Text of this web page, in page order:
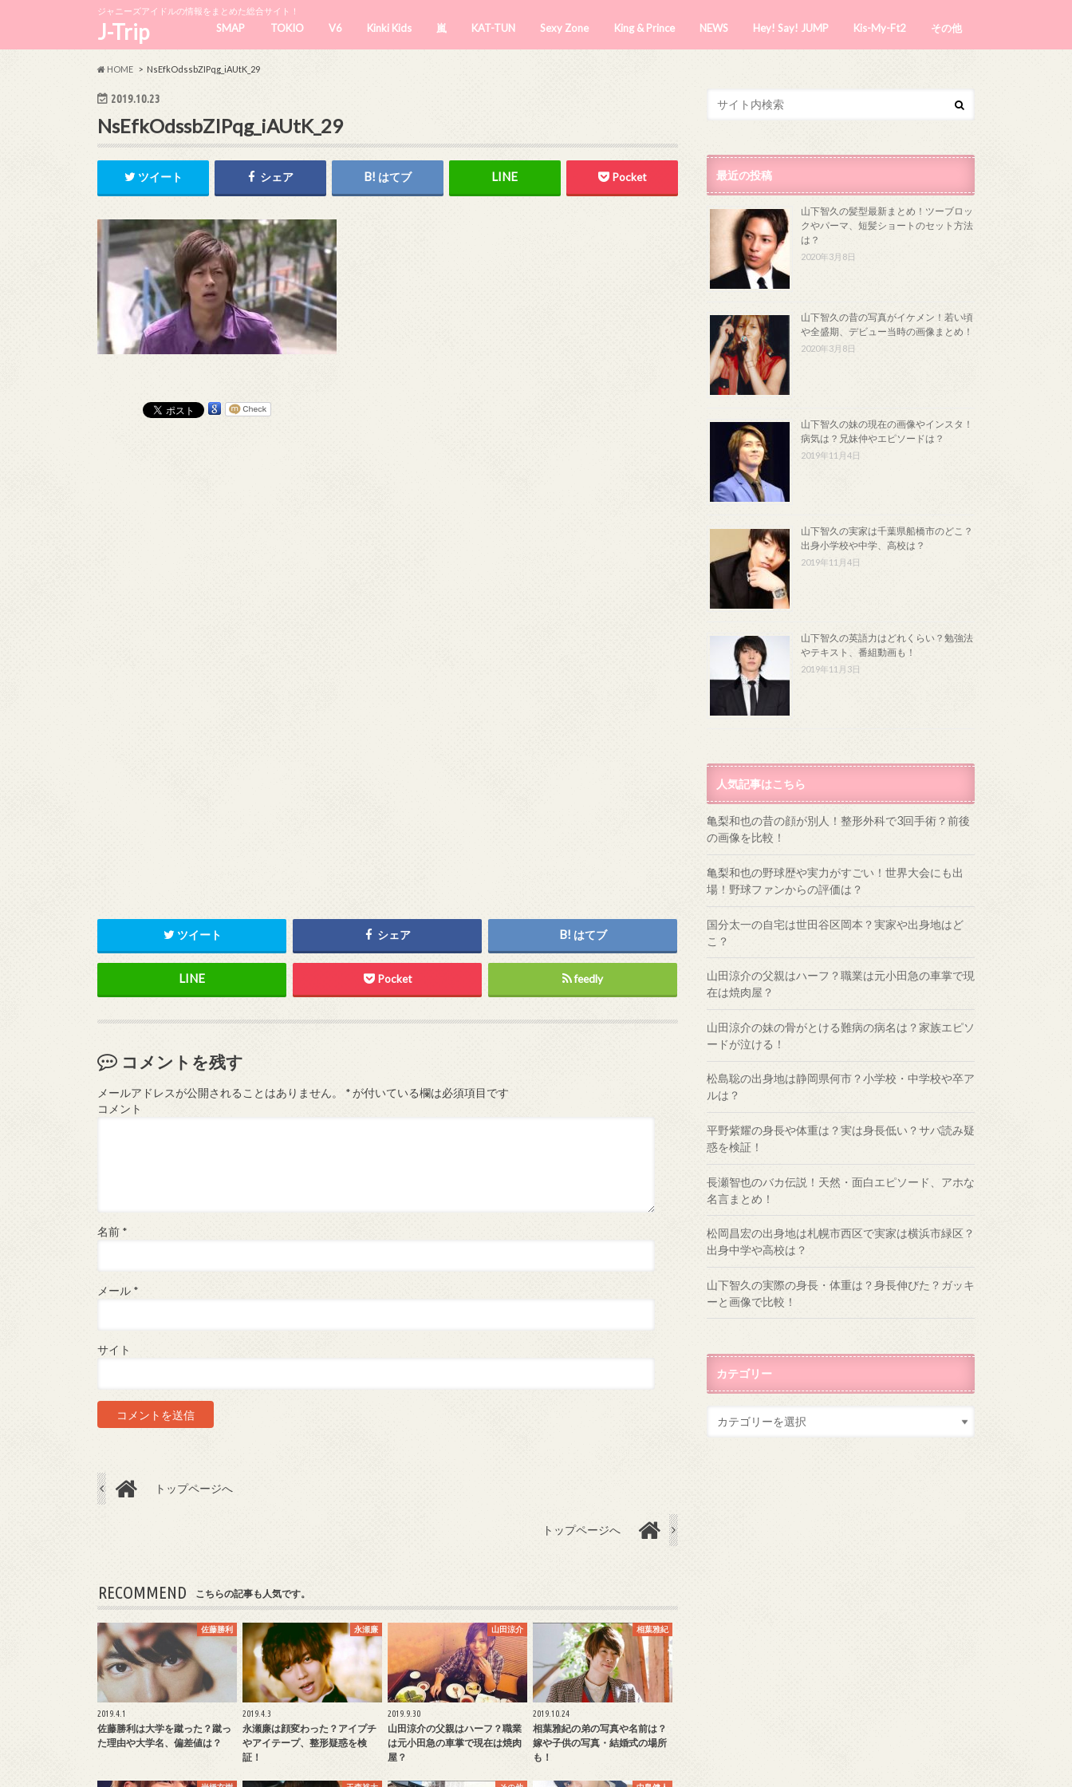
ジャニーズアイドルの情報をまとめた総合サイト！
J-Trip SMAP TOKIO V6 Kinki Kids 嵐 KAT-TUN Sexy Zone King & Prince NEWS Hey! Say! JUMP Kis-My-Ft2 その他
HOME NsEfkOdssbZIPqg_iAUtK_29
2019.10.23
NsEfkOdssbZIPqg_iAUtK_29
ツイート シェア はてブ Pocket
ツイート シェア はてブ
Pocket feedly
コメントを残す
メールアドレスが公開されることはありません。 *が付いている欄は必須項目です
コメント
名前 *
メール *
サイト
トップページへ
トップページへ
RECOMMEND こちらの記事も人気です。
佐藤勝利
2019.4.1
佐藤勝利は大学を蹴った？蹴っ
た理由や大学名、偏差値は？
永瀬廉
2019.4.3
永瀬廉は顔変わった？アイプチ
やアイテープ、整形疑惑を検
証！
山田涼介
2019.9.30
山田涼介の父親はハーフ？職業
は元小田急の車掌で現在は焼肉
屋？
相葉雅紀
2019.10.24
相葉雅紀の弟の写真や名前は？
嫁や子供の写真・結婚式の場所
も！
最近の投稿
山下智久の髪型最新まとめ！ツーブロッ
クやパーマ、短髪ショートのセット方法
は？
2020年3月8日
山下智久の昔の写真がイケメン！若い頃
や全盛期、デビュー当時の画像まとめ！
2020年3月8日
山下智久の妹の現在の画像やインスタ！
病気は？兄妹仲やエピソードは？
2019年11月4日
山下智久の実家は千葉県船橋市のどこ？
出身小学校や中学、高校は？
2019年11月4日
山下智久の英語力はどれくらい？勉強法
やテキスト、番組動画も！
2019年11月3日
人気記事はこちら
亀梨和也の昔の顔が別人！整形外科で3回手術？前後
の画像を比較！
亀梨和也の野球歴や実力がすごい！世界大会にも出
場！野球ファンからの評価は？
国分太一の自宅は世田谷区岡本？実家や出身地はど
こ？
山田涼介の父親はハーフ？職業は元小田急の車掌で現
在は焼肉屋？
山田涼介の妹の骨がとける難病の病名は？家族エピソ
ードが泣ける！
松島聡の出身地は静岡県何市？小学校・中学校や卒ア
ルは？
平野紫耀の身長や体重は？実は身長低い？サバ読み疑
惑を検証！
長瀬智也のバカ伝説！天然・面白エピソード、アホな
名言まとめ！
松岡昌宏の出身地は札幌市西区で実家は横浜市緑区？
出身中学や高校は？
山下智久の実際の身長・体重は？身長伸びた？ガッキ
ーと画像で比較！
カテゴリー